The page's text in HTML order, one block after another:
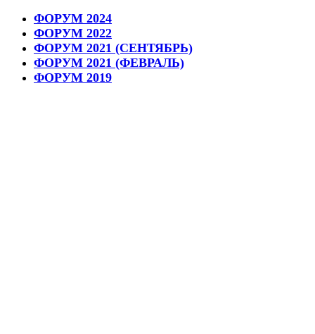
ФОРУМ 2024
ФОРУМ 2022
ФОРУМ 2021 (СЕНТЯБРЬ)
ФОРУМ 2021 (ФЕВРАЛЬ)
ФОРУМ 2019